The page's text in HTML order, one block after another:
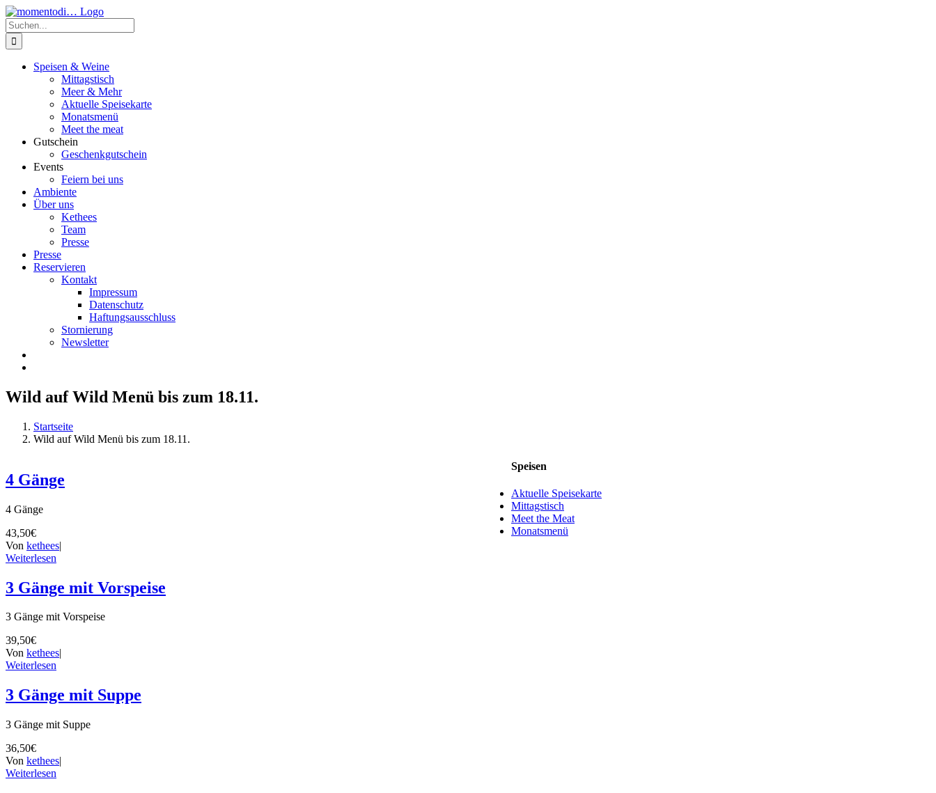
Zum
Inhalt
springen
Suche
nach:
Speisen & Weine
Mittagstisch
Meer & Mehr
Aktuelle Speisekarte
Monatsmenü
Meet the meat
Gutschein
Geschenkgutschein
Events
Feiern bei uns
Ambiente
Über uns
Kethees
Team
Presse
Presse
Reservieren
Kontakt
Impressum
Datenschutz
Haftungsausschluss
Stornierung
Newsletter
Wild auf Wild Menü bis zum 18.11.
Startseite
Wild auf Wild Menü bis zum 18.11.
4 Gänge
4 Gänge
43,50€
Von kethees|
Weiterlesen
3 Gänge mit Vorspeise
3 Gänge mit Vorspeise
39,50€
Von kethees|
Weiterlesen
3 Gänge mit Suppe
3 Gänge mit Suppe
36,50€
Von kethees|
Weiterlesen
Speisen
Aktuelle Speisekarte
Mittagstisch
Meet the Meat
Monatsmenü